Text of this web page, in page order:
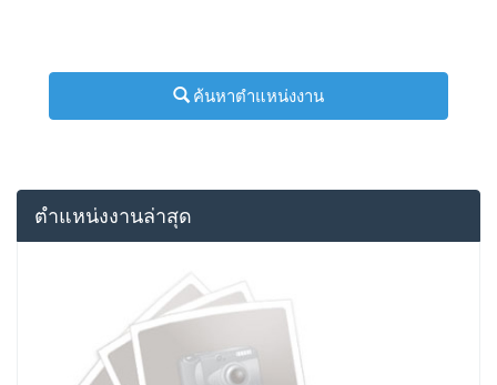
ค้นหาตำแหน่งงาน
ตำแหน่งงานล่าสุด